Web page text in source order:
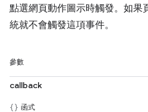
點選網頁動作圖示時觸發。如果
統就不會觸發這項事件。
參數
callback
函式